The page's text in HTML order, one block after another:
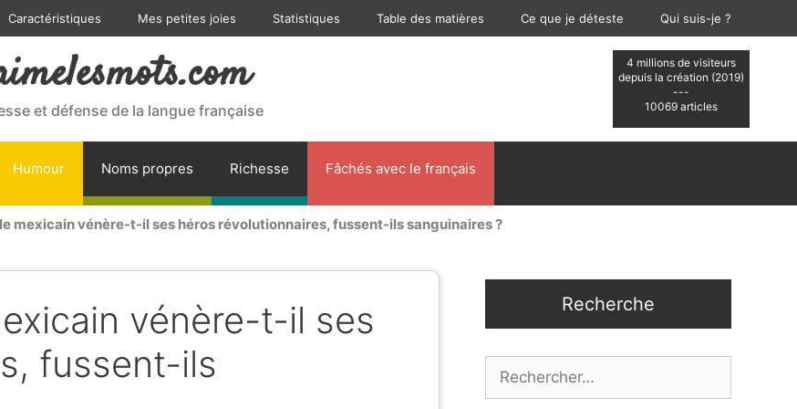
Caractéristiques Mes petites joies Statistiques Table des matières Ce que je déteste Qui suis-je ?
4 millions de visiteurs
depuis la création (2019)
---
10069 articles
et défense de la langue française
Humour Noms propres Richesse Fâchés avec le français
mexicain vénère-t-il ses héros révolutionnaires, fussent-ils sanguinaires ?
vénère-t-il ses
fussent-ils
Recherche